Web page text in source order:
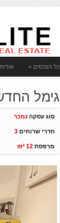
כל הנכסים » אודות
גימל החדשה
סוג עסקה נמכר
חדרי שרותים 3
מרפסת m² 12